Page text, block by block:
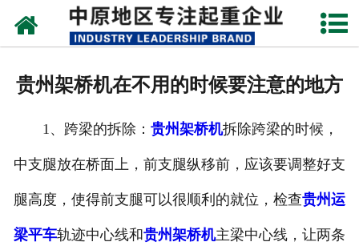
网站首页
企业视频
贵州架桥机在不用的时候要注意的地方
1、跨梁的拆除： 贵州架桥机拆除跨梁的时候，
中支腿放在桥面上，前支腿纵移前，应该要调整好支
腿高度，使得前支腿可以很顺利的就位，检查贵州运
梁平车轨迹中心线和贵州架桥机主梁中心线，让两条